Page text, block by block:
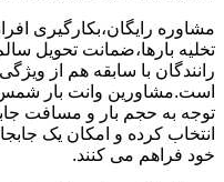
مشاوره رایگان،بکارگیری
تخلیه بارها،ضمانت تحویل
رانندگان با سابقه هم از
است.مشاورین وانت بار شمس
توجه به حجم بار و مسافت
انتخاب کرده و امکان یک
خود فراهم می کنند.